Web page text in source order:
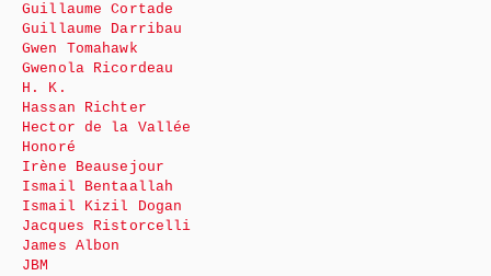
Guillaume Cortade
Guillaume Darribau
Gwen Tomahawk
Gwenola Ricordeau
H. K.
Hassan Richter
Hector de la Vallée
Honoré
Irène Beausejour
Ismail Bentaallah
Ismail Kizil Dogan
Jacques Ristorcelli
James Albon
JBM